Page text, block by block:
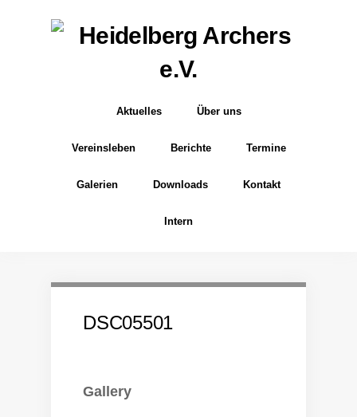
Aktuelles Über uns
Vereinsleben Berichte Termine
Galerien Downloads Kontakt
Intern
DSC05501
Gallery